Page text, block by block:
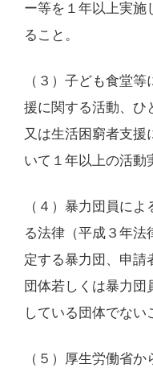
ー等を１年以上実施
ること。
（３）子ども食堂
援に関する活動、ひ
又は生活困窮者支援
いて１年以上の活動
（４）暴力団員に
る法律（平成３年法
定する暴力団、申請
団体若しくは暴力団
している団体でない
（５）厚生労働省